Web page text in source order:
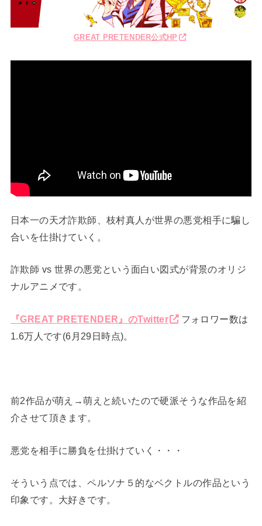
GREAT PRETENDER公式HP
日本一の天才詐欺師、枝村真人が世界の悪党相手に騙し
合いを仕掛けていく。
詐欺師 vs 世界の悪党という面白い図式が背景のオリジ
ナルアニメです。
『GREAT PRETENDER』のTwitter
フォロワー数は
1.6万人です(6月29日時点)。
前2作品が萌え→萌えと続いたので硬派そうな作品を紹
介させて頂きます。
悪党を相手に勝負を仕掛けていく・・・
そういう点では、ペルソナ５的なベクトルの作品という
印象です。大好きです。